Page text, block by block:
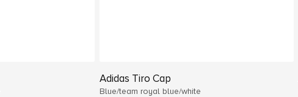
Adidas Tiro Cap
Blue/team royal blue/white